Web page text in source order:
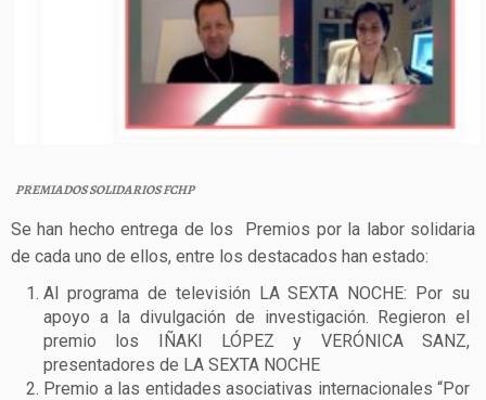
PREMIADOS SOLIDARIOS FCHP
Se han hecho entrega de los Premios por la labor solidaria
de cada uno de ellos, entre los destacados han estado:
Al programa de televisión LA SEXTA NOCHE: Por su
apoyo a la divulgación de investigación. Regieron el
premio los IÑAKI LÓPEZ y VERÓNICA SANZ,
presentadores de LA SEXTA NOCHE
Premio a las entidades asociativas internacionales “Por